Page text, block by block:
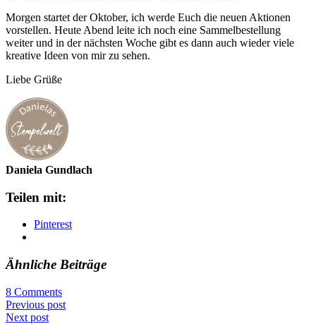
Morgen startet der Oktober, ich werde Euch die neuen Aktionen
vorstellen. Heute Abend leite ich noch eine Sammelbestellung
weiter und in der nächsten Woche gibt es dann auch wieder viele
kreative Ideen von mir zu sehen.
Liebe Grüße
Daniela Gundlach
Teilen mit:
Pinterest
Ähnliche Beiträge
8 Comments
Previous post
Next post